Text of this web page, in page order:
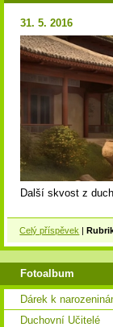
31. 5. 2016
Další skvost z
Celý příspěvek
Fotoalbum
Dárek k
Duchovní Učitelé